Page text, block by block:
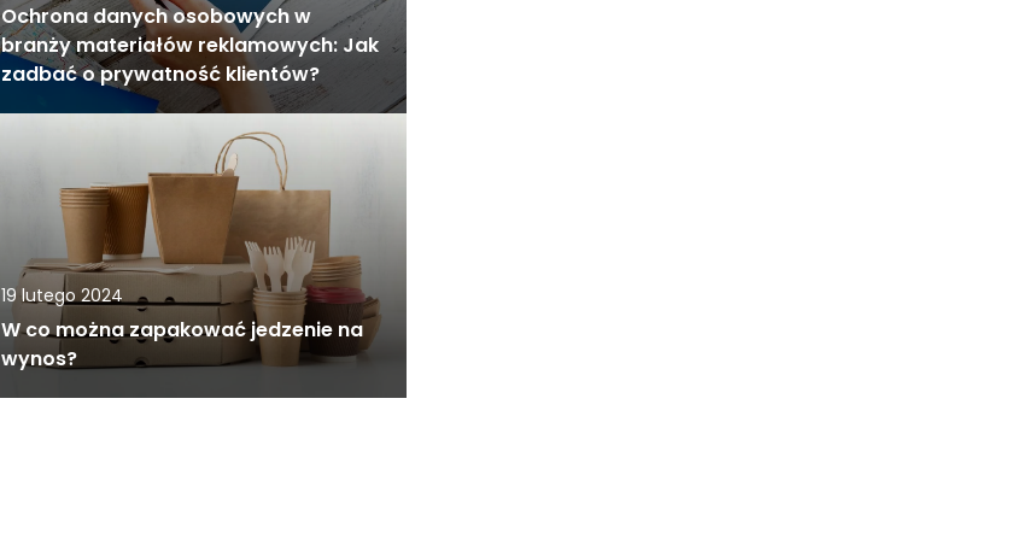
Ochrona danych osobowych w
branży materiałów reklamowych: Jak
zadbać o prywatność klientów?
19 lutego 2024
W co można zapakować jedzenie na
wynos?